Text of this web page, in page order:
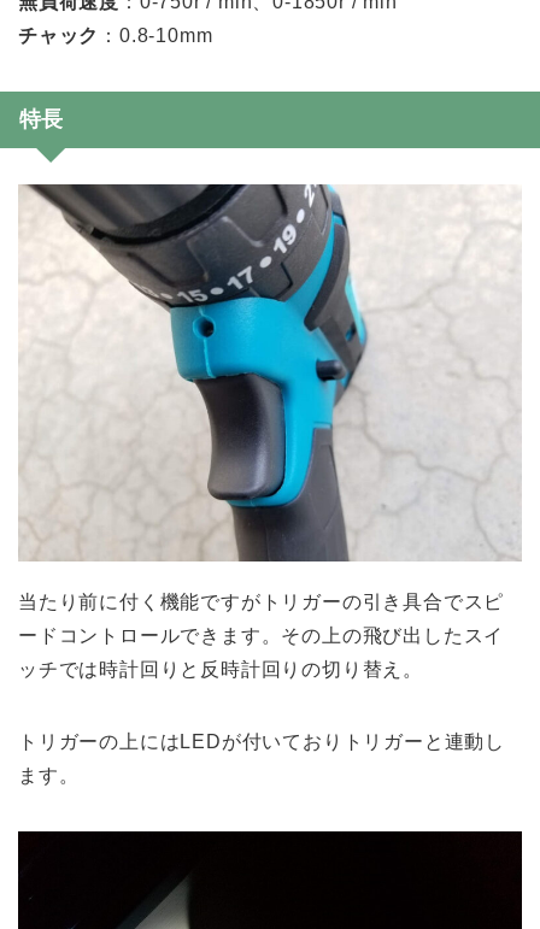
チャック ：0.8-10mm
特長
当たり前に付く機能ですがトリガーの引き具合でスピ
ードコントロールできます。その上の飛び出したスイ
ッチでは時計回りと反時計回りの切り替え。
トリガーの上にはLEDが付いておりトリガーと連動し
ます。